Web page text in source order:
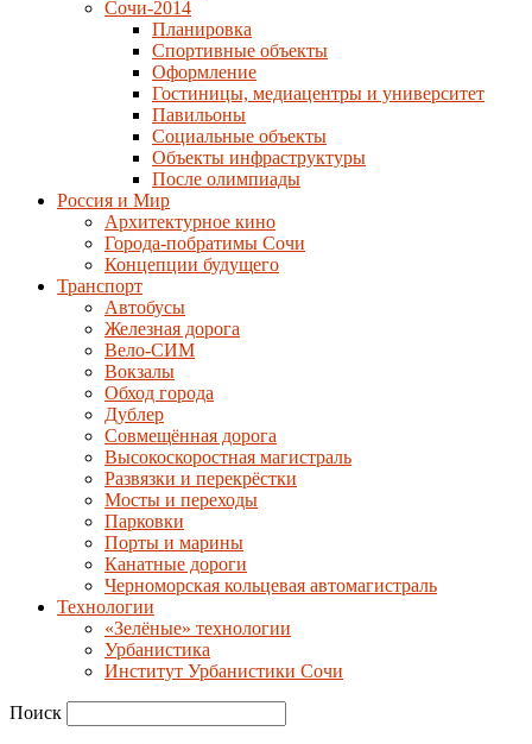
Сочи-2014
Планировка
Спортивные объекты
Оформление
Гостиницы, медиацентры и университет
Павильоны
Социальные объекты
Объекты инфраструктуры
После олимпиады
Россия и Мир
Архитектурное кино
Города-побратимы Сочи
Концепции будущего
Транспорт
Автобусы
Железная дорога
Вело-СИМ
Вокзалы
Обход города
Дублер
Совмещённая дорога
Высокоскоростная магистраль
Развязки и перекрёстки
Мосты и переходы
Парковки
Порты и марины
Канатные дороги
Черноморская кольцевая автомагистраль
Технологии
«Зелёные» технологии
Урбанистика
Институт Урбанистики Сочи
Поиск